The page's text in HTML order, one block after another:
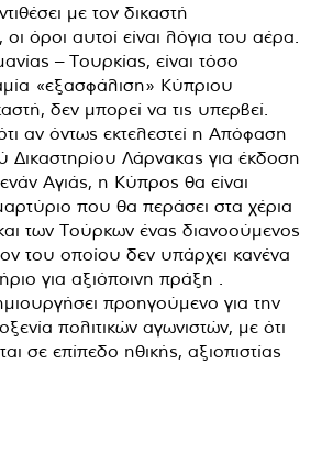
με τον δικαστή
όροι αυτοί είναι λόγια του αέρα.
– Τουρκίας, είναι τόσο
«εξασφάλιση» Κύπριου
δεν μπορεί να τις υπερβεί.
αν όντως εκτελεστεί η Απόφαση
Δικαστηρίου Λάρνακας για έκδοση
Αγιάς, η Κύπρος θα είναι
που θα περάσει στα χέρια
των Τούρκων ένας διανοούμενος
του οποίου δεν υπάρχει κανένα
για αξιόποινη πράξη .
προηγούμενο για την
πολιτικών αγωνιστών, με ότι
σε επίπεδο ηθικής, αξιοπιστίας